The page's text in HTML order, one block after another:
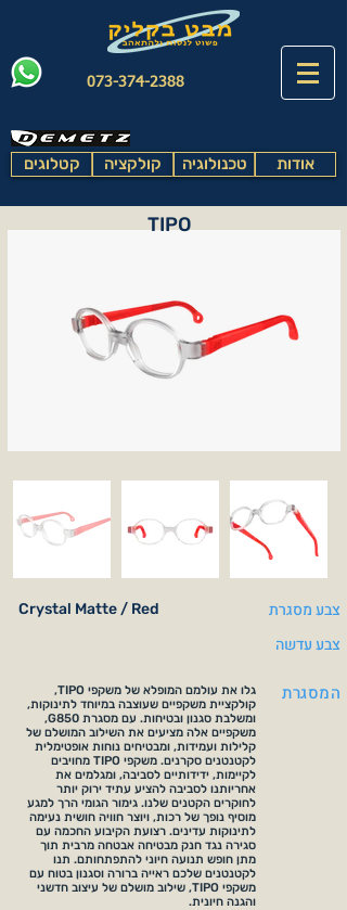
073-374-2388
קטלוגים קולקציה טכנולוגיה אודות
TIPO
Crystal Matte / Red
צבע מסגרת
צבע עדשה
גלו את עולמם המופלא של משקפי TIPO,
קולקציית משקפיים שעוצבה במיוחד לתינוקות,
ומשלבת סגנון ובטיחות. עם מסגרת G850,
משקפיים אלה מציעים את השילוב המושלם של
קלילות ועמידות, ומבטיחים נוחות אופטימלית
לקטנטנים סקרנים. משקפי TIPO מחויבים
לקיימות, ידידותיים לסביבה, ומגלמים את
אחריותנו לסביבה להציע עתיד ירוק יותר
לחוקרים הקטנים שלנו. גימור הגומי הרך למגע
מוסיף נופך של רכות, ויוצר חוויה חושית נעימה
לתינוקות עדינים. רצועת הקיבוע החכמה עם
סגירה נגד חנק מבטיחה אבטחה מרבית תוך
מתן חופש תנועה חיוני להתפתחותם. תנו
לקטנטנים שלכם ראייה ברורה וסגנון בטוח עם
משקפי TIPO, שילוב מושלם של עיצוב חדשני
והגנה חיונית.
המסגרת